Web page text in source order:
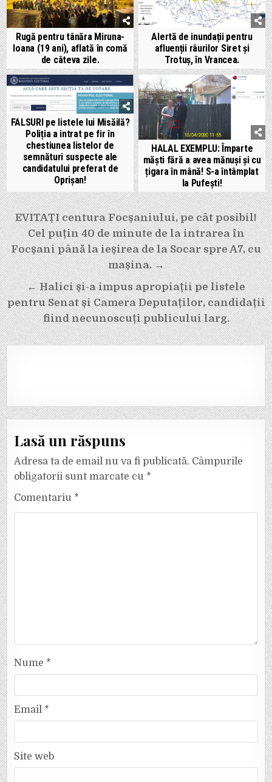
Rugă pentru tânăra Miruna-
Ioana (19 ani), aflată în comă
de câteva zile.
Alertă de inundații pentru
afluenții râurilor Siret și
Trotuș, în Vrancea.
FALSURI pe listele lui Misăilă?
Poliția a intrat pe fir în
chestiunea listelor de
semnături suspecte ale
candidatului preferat de
Oprișan!
HALAL EXEMPLU: Împarte
măști fără a avea mănuși și cu
țigara în mână! S-a întâmplat
la Pufești!
Navigare
în
articole
EVITAȚI centura Focșaniului, pe cât posibil!
Cel puțin 40 de minute de la intrarea în
Focșani până la ieșirea de la Socar spre A7, cu
mașina. →
← Halici și-a impus apropiații pe listele
pentru Senat și Camera Deputaților, candidații
fiind necunoscuți publicului larg.
Lasă un răspuns
Adresa ta de email nu va fi publicată. Câmpurile
obligatorii sunt marcate cu *
Comentariu *
Nume *
Email *
Site web